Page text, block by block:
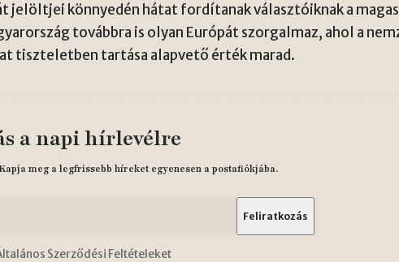
jelöltjei könnyedén hátat fordítanak választóiknak a
továbbra is olyan Európát szorgalmaz, ahol a
tiszteletben tartása alapvető érték marad.
a napi hírlevélre
meg a legfrissebb híreket egyenesen a postafiókjába.
Szerződési Feltételeket